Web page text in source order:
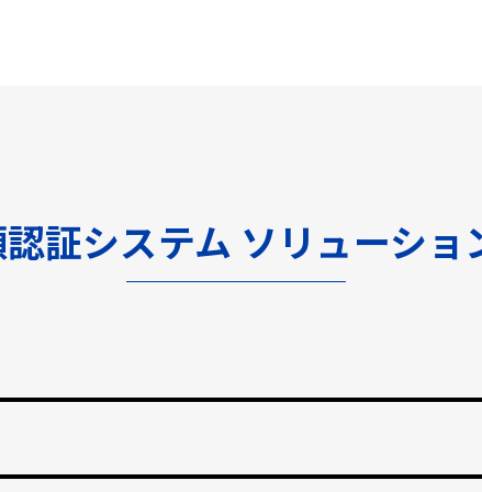
証システム ソリューショ